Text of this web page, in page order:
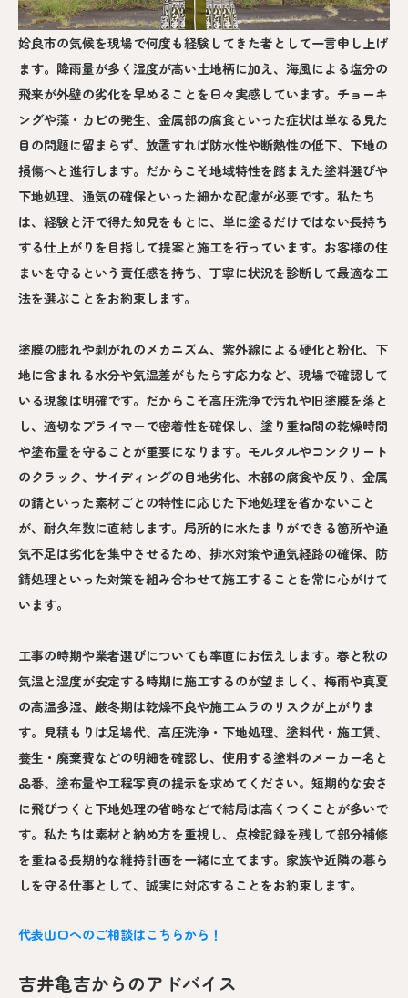
姶良市の気候を現場で何度も経験してきた者として一言申し上げ
ます。降雨量が多く湿度が高い土地柄に加え、海風による塩分の
飛来が外壁の劣化を早めることを日々実感しています。チョーキ
ングや藻・カビの発生、金属部の腐食といった症状は単なる見た
目の問題に留まらず、放置すれば防水性や断熱性の低下、下地の
損傷へと進行します。だからこそ地域特性を踏まえた塗料選びや
下地処理、通気の確保といった細かな配慮が必要です。私たち
は、経験と汗で得た知見をもとに、単に塗るだけではない長持ち
する仕上がりを目指して提案と施工を行っています。お客様の住
まいを守るという責任感を持ち、丁寧に状況を診断して最適な工
法を選ぶことをお約束します。
塗膜の膨れや剥がれのメカニズム、紫外線による硬化と粉化、下
地に含まれる水分や気温差がもたらす応力など、現場で確認して
いる現象は明確です。だからこそ高圧洗浄で汚れや旧塗膜を落と
し、適切なプライマーで密着性を確保し、塗り重ね間の乾燥時間
や塗布量を守ることが重要になります。モルタルやコンクリート
のクラック、サイディングの目地劣化、木部の腐食や反り、金属
の錆といった素材ごとの特性に応じた下地処理を省かないこと
が、耐久年数に直結します。局所的に水たまりができる箇所や通
気不足は劣化を集中させるため、排水対策や通気経路の確保、防
錆処理といった対策を組み合わせて施工することを常に心がけて
います。
工事の時期や業者選びについても率直にお伝えします。春と秋の
気温と湿度が安定する時期に施工するのが望ましく、梅雨や真夏
の高温多湿、厳冬期は乾燥不良や施工ムラのリスクが上がりま
す。見積もりは足場代、高圧洗浄・下地処理、塗料代・施工賃、
養生・廃棄費などの明細を確認し、使用する塗料のメーカー名と
品番、塗布量や工程写真の提示を求めてください。短期的な安さ
に飛びつくと下地処理の省略などで結局は高くつくことが多いで
す。私たちは素材と納め方を重視し、点検記録を残して部分補修
を重ねる長期的な維持計画を一緒に立てます。家族や近隣の暮ら
しを守る仕事として、誠実に対応することをお約束します。
代表山口へのご相談はこちらから！
吉井亀吉からのアドバイス